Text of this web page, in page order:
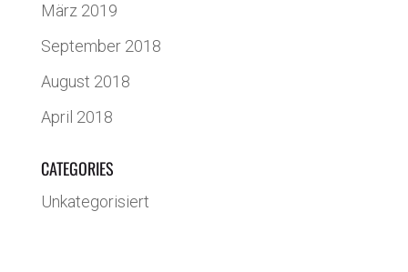
März 2019
September 2018
August 2018
April 2018
CATEGORIES
Unkategorisiert